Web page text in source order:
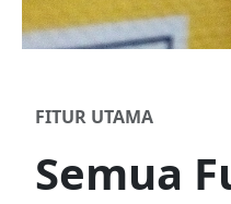
FITUR UTAMA
Semua